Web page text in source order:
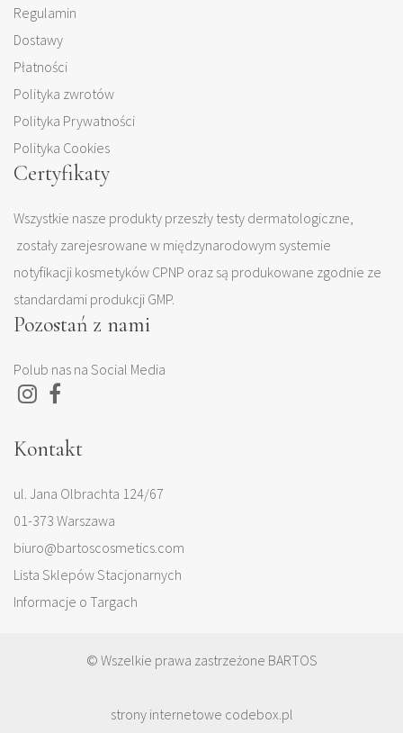
Regulamin
Dostawy
Płatności
Polityka zwrotów
Polityka Prywatności
Polityka Cookies
Certyfikaty
Wszystkie nasze produkty przeszły testy dermatologiczne,
zostały zarejesrowane w międzynarodowym systemie
notyfikacji kosmetyków CPNP oraz są produkowane zgodnie ze
standardami produkcji GMP.
Pozostań z nami
Polub nas na Social Media
Kontakt
ul. Jana Olbrachta 124/67
01-373 Warszawa
biuro@bartoscosmetics.com
Lista Sklepów Stacjonarnych
Informacje o Targach
© Wszelkie prawa zastrzeżone BARTOS
strony internetowe codebox.pl